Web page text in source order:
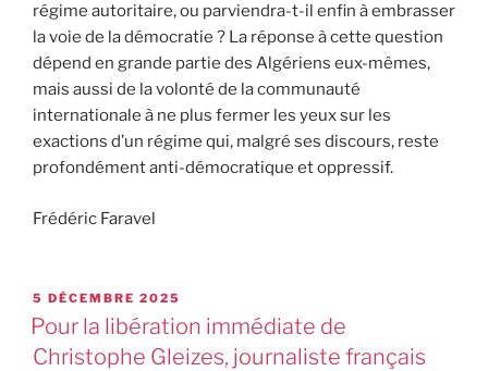
régime autoritaire, ou parviendra-t-il enfin à embrasser
la voie de la démocratie ? La réponse à cette question
dépend en grande partie des Algériens eux-mêmes,
mais aussi de la volonté de la communauté
internationale à ne plus fermer les yeux sur les
exactions d’un régime qui, malgré ses discours, reste
profondément anti-démocratique et oppressif.
Frédéric Faravel
5 DÉCEMBRE 2025
Pour la libération immédiate de
Christophe Gleizes, journaliste français